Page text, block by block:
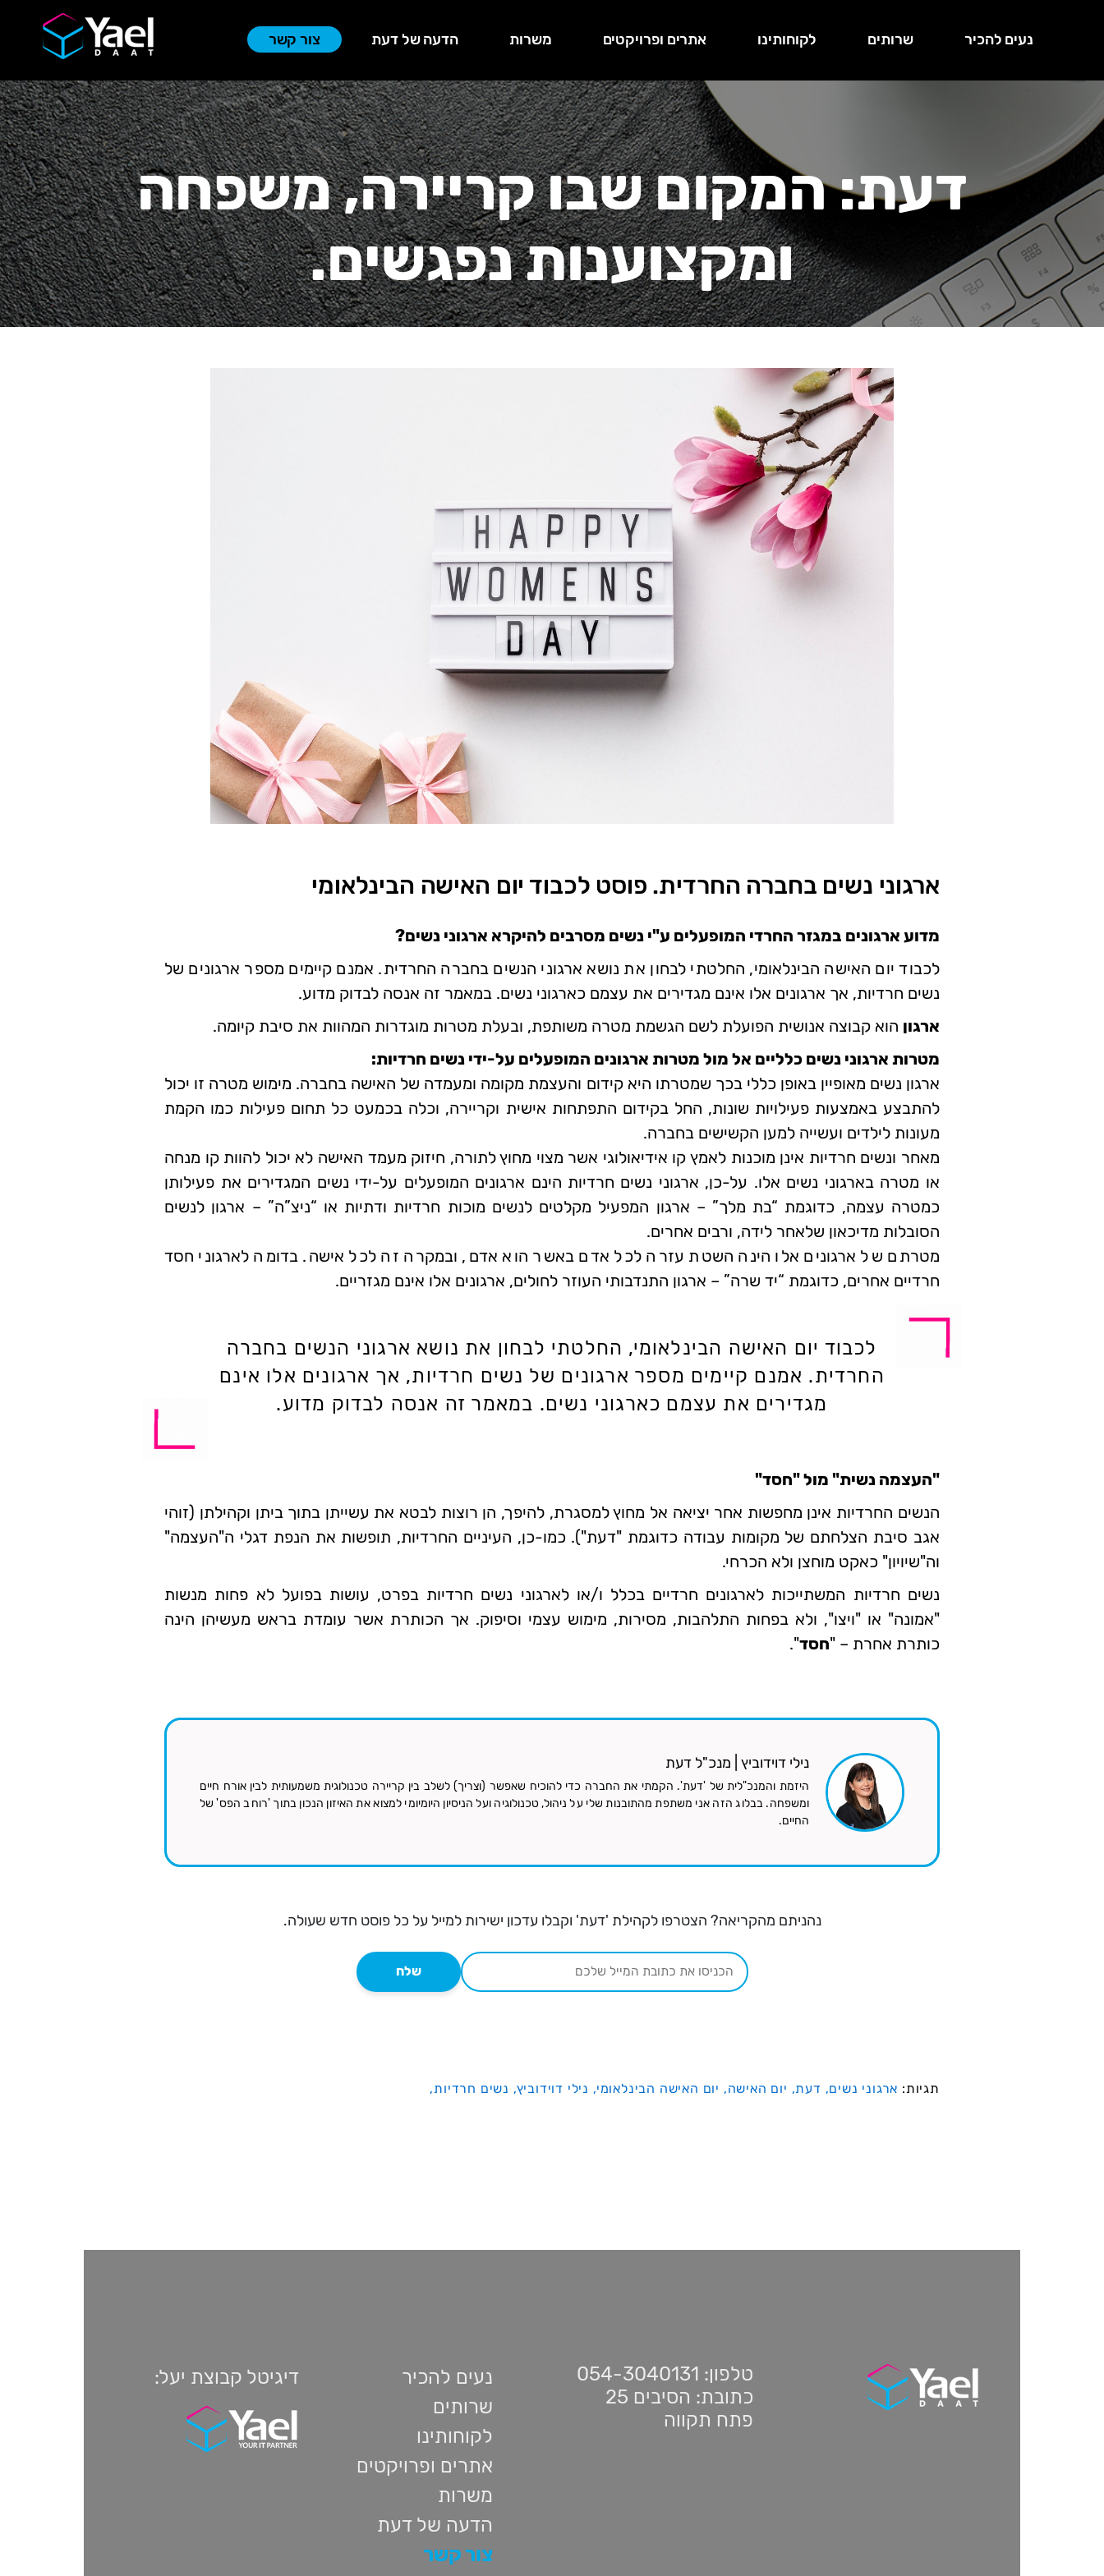
נעים להכיר שרותים לקוחותינו אתרים ופרויקטים משרות הדעה של דעת צור קשר
דעת: המקום שבו קריירה, משפחה
ומקצוענות נפגשים.
ארגוני נשים בחברה החרדית. פוסט לכבוד יום האישה הבינלאומי
מדוע ארגונים במגזר החרדי המופעלים ע"י נשים מסרבים להיקרא ארגוני נשים?
לכבוד יום האישה הבינלאומי, החלטתי לבחון את נושא ארגוני הנשים בחברה החרדית. אמנם קיימים מספר ארגונים של
נשים חרדיות, אך ארגונים אלו אינם מגדירים את עצמם כארגוני נשים. במאמר זה אנסה לבדוק מדוע.
ארגון הוא קבוצה אנושית הפועלת לשם הגשמת מטרה משותפת, ובעלת מטרות מוגדרות המהוות את סיבת קיומה.
מטרות ארגוני נשים כלליים אל מול מטרות ארגונים המופעלים על-ידי נשים חרדיות:
ארגון נשים מאופיין באופן כללי בכך שמטרתו היא קידום והעצמת מקומה ומעמדה של האישה בחברה. מימוש מטרה זו יכול
להתבצע באמצעות פעילויות שונות, החל בקידום התפתחות אישית וקריירה, וכלה בכמעט כל תחום פעילות כמו הקמת
מעונות לילדים ועשייה למען הקשישים בחברה.
מאחר ונשים חרדיות אינן מוכנות לאמץ קו אידיאולוגי אשר מצוי מחוץ לתורה, חיזוק מעמד האישה לא יכול להוות קו מנחה
או מטרה בארגוני נשים אלו. על-כן, ארגוני נשים חרדיות הינם ארגונים המופעלים על-ידי נשים המגדירים את פעילותן
כמטרה עצמה, כדוגמת “בת מלך” – ארגון המפעיל מקלטים לנשים מוכות חרדיות ודתיות או “ניצ”ה” – ארגון לנשים
הסובלות מדיכאון שלאחר לידה, ורבים אחרים.
מטרתם של ארגונים אלו הינה השטת עזרה לכל אדם באשר הוא אדם, ובמקרה זה לכל אישה. בדומה לארגוני חסד
חרדיים אחרים, כדוגמת “יד שרה” – ארגון התנדבותי העוזר לחולים, ארגונים אלו אינם מגזריים.
לכבוד יום האישה הבינלאומי, החלטתי לבחון את נושא ארגוני הנשים בחברה
החרדית. אמנם קיימים מספר ארגונים של נשים חרדיות, אך ארגונים אלו אינם
מגדירים את עצמם כארגוני נשים. במאמר זה אנסה לבדוק מדוע.
"העצמה נשית" מול "חסד"
הנשים החרדיות אינן מחפשות אחר יציאה אל מחוץ למסגרת, להיפך, הן רוצות לבטא את עשייתן בתוך ביתן וקהילתן (זוהי
אגב סיבת הצלחתם של מקומות עבודה כדוגמת "דעת"). כמו-כן, העיניים החרדיות, תופשות את הנפת דגלי ה"העצמה"
וה"שיויון" כאקט מוחצן ולא הכרחי.
נשים חרדיות המשתייכות לארגונים חרדיים בכלל ו/או לארגוני נשים חרדיות בפרט, עושות בפועל לא פחות מנשות
"אמונה" או "ויצו", ולא בפחות התלהבות, מסירות, מימוש עצמי וסיפוק. אך הכותרת אשר עומדת בראש מעשיהן הינה
כותרת אחרת – "חסד".
נילי דוידוביץ | מנכ"ל דעת
היזמת והמנכ"לית של 'דעת'. הקמתי את החברה כדי להוכיח שאפשר (וצריך) לשלב בין קריירה טכנולוגית משמעותית לבין אורח חיים
ומשפחה. בבלוג הזה אני משתפת מהתובנות שלי על ניהול, טכנולוגיה ועל הניסיון היומיומי למצוא את האיזון הנכון בתוך 'רוחב הפס' של
החיים.
נהניתם מהקריאה? הצטרפו לקהילת 'דעת' וקבלו עדכון ישירות למייל על כל פוסט חדש שעולה.
שלח
תגיות: ארגוני נשים, דעת, יום האישה, יום האישה הבינלאומי, נילי דוידוביץ, נשים חרדיות,
טלפון: 054-3040131
כתובת: הסיבים 25
פתח תקווה
נעים להכיר
שרותים
לקוחותינו
אתרים ופרויקטים
משרות
הדעה של דעת
צור קשר
דיגיטל קבוצת יעל: